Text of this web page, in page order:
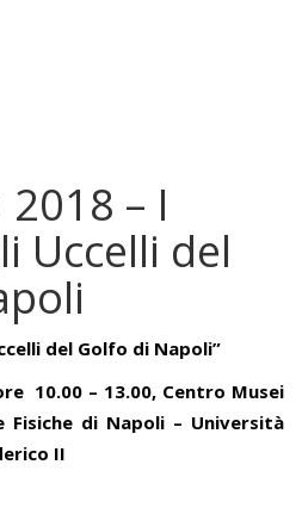
2018 – I
Uccelli del
del Golfo di Napoli”
10.00 – 13.00, Centro Musei
Fisiche di Napoli – Università
II